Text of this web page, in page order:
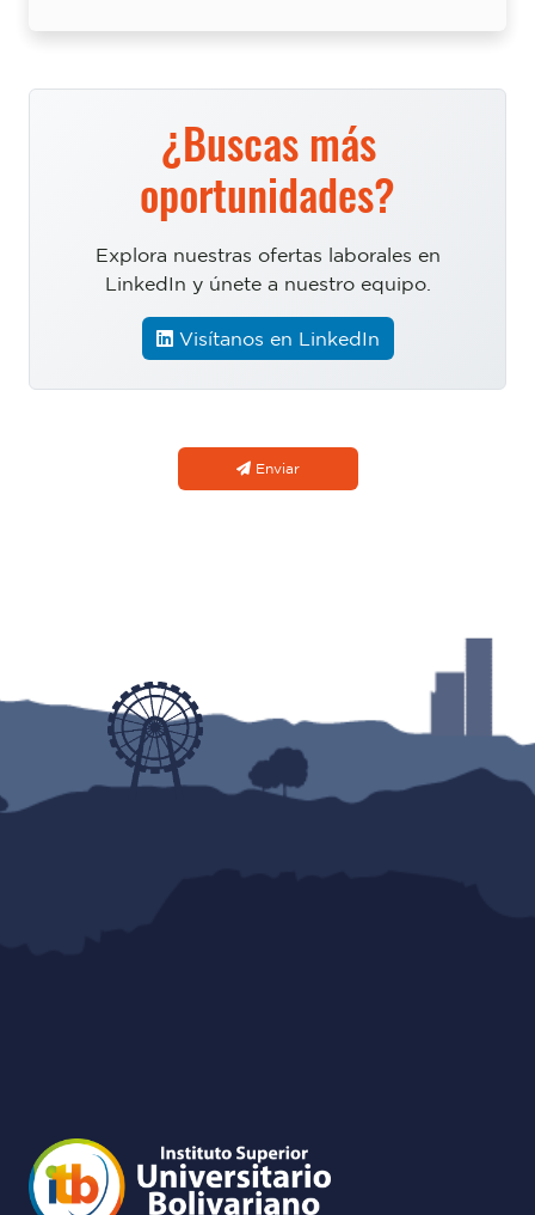
¿Buscas más
oportunidades?
Explora nuestras ofertas laborales en
LinkedIn y únete a nuestro equipo.
Visítanos en LinkedIn
Enviar